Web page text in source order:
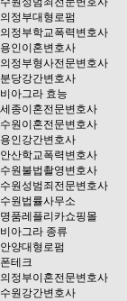
의정부대형로펌
의정부학교폭력변호사
용인이혼변호사
의정부형사전문변호사
분당강간변호사
비아그라 효능
세종이혼전문변호사
수원이혼전문변호사
용인강간변호사
안산학교폭력변호사
수원불법촬영변호사
수원성범죄전문변호사
수원법률사무소
명품레플리카쇼핑몰
비아그라 종류
안양대형로펌
폰테크
의정부이혼전문변호사
수원강간변호사